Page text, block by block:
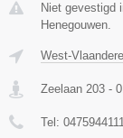
Niet gevestigd
Henegouwen.
West-
Zeelaan 203 -
Tel: